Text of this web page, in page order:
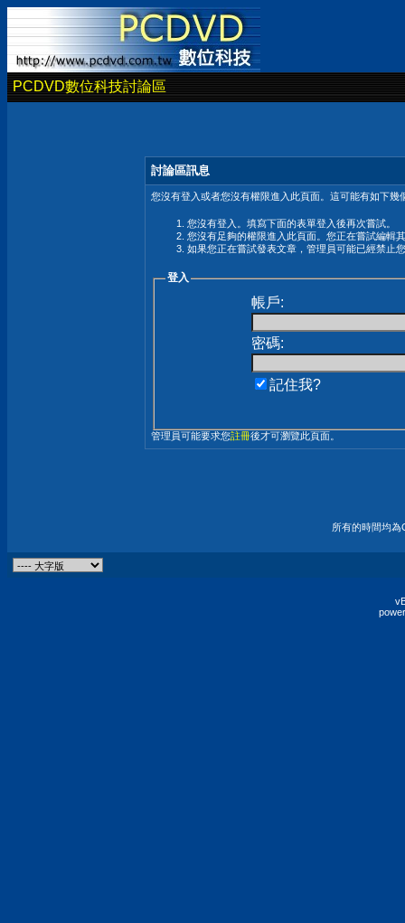
PCDVD數位科技討論區
討論區訊息
您沒有登入或者您沒有權限進入此頁面。這可能有如下幾
您沒有登入。填寫下面的表單登入後再次嘗試。
您沒有足夠的權限進入此頁面。您正在嘗試編輯
如果您正在嘗試發表文章，管理員可能已經禁止
登入
帳戶:
密碼:
記住我?
管理員可能要求您註冊後才可瀏覽此頁面。
所有的時間均為